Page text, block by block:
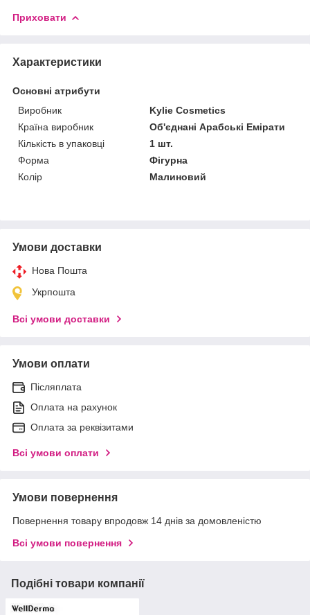
Приховати
Характеристики
Основні атрибути
Виробник
Kylie Cosmetics
Країна виробник
Об'єднані Арабські Емірати
Кількість в упаковці
1 шт.
Форма
Фігурна
Колір
Малиновий
Умови доставки
Нова Пошта
Укрпошта
Всі умови доставки
Умови оплати
Післяплата
Оплата на рахунок
Оплата за реквізитами
Всі умови оплати
Умови повернення
Повернення товару впродовж 14 днів за домовленістю
Всі умови повернення
Подібні товари компанії